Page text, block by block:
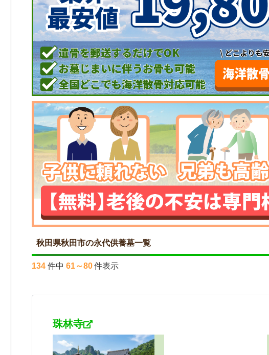
秋田県秋田市の永代供養墓一覧
134 件中 61～80 件表示
珠林寺